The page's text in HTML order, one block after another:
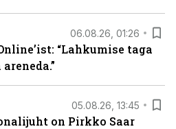
06.08.26, 01:26
“Lahkumise taga
05.08.26, 13:45
on Pirkko Saar